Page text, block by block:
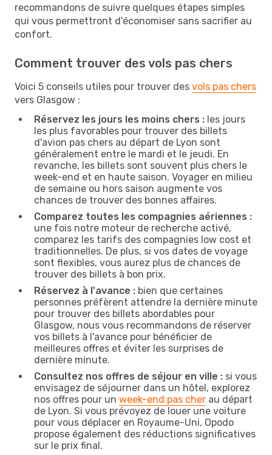
recommandons de suivre quelques étapes simples
qui vous permettront d'économiser sans sacrifier au
confort.
Comment trouver des vols pas chers
Voici 5 conseils utiles pour trouver des vols pas chers
vers Glasgow :
Réservez les jours les moins chers : les jours
les plus favorables pour trouver des billets
d'avion pas chers au départ de Lyon sont
généralement entre le mardi et le jeudi. En
revanche, les billets sont souvent plus chers le
week-end et en haute saison. Voyager en milieu
de semaine ou hors saison augmente vos
chances de trouver des bonnes affaires.
Comparez toutes les compagnies aériennes :
une fois notre moteur de recherche activé,
comparez les tarifs des compagnies low cost et
traditionnelles. De plus, si vos dates de voyage
sont flexibles, vous aurez plus de chances de
trouver des billets à bon prix.
Réservez à l'avance : bien que certaines
personnes préfèrent attendre la dernière minute
pour trouver des billets abordables pour
Glasgow, nous vous recommandons de réserver
vos billets à l'avance pour bénéficier de
meilleures offres et éviter les surprises de
dernière minute.
Consultez nos offres de séjour en ville : si vous
envisagez de séjourner dans un hôtel, explorez
nos offres pour un week-end pas cher au départ
de Lyon. Si vous prévoyez de louer une voiture
pour vous déplacer en Royaume-Uni, Opodo
propose également des réductions significatives
sur le prix final.